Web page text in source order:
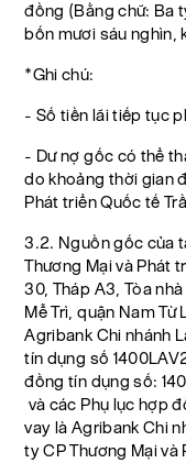
đồng (Bằng chữ: Ba
bốn mươi sáu nghìn,
*Ghi chú:
- Số tiền lãi tiếp tục
- Dư nợ gốc có thể
do khoảng thời gian
Phát triển Quốc tế
3.2. Nguồn gốc của
Thương Mại và Phát
30, Tháp A3, Tòa
Mễ Trì, quận Nam
Agribank Chi nhánh
tín dụng số
đồng tín dụng số:
và các Phụ lục hợp
vay là Agribank Chi
ty CP Thương Mại và